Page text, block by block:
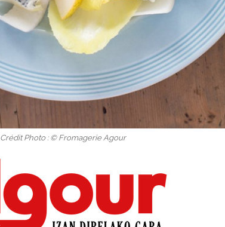
Crédit Photo : © Fromagerie Agour